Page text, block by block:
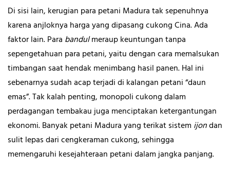
Di sisi lain, kerugian para petani Madura tak sepenuhnya
karena anjloknya harga yang dipasang cukong Cina. Ada
faktor lain. Para bandulmeraup keuntungan tanpa
sepengetahuan para petani, yaitu dengan cara memalsukan
timbangan saat hendak menimbang hasil panen. Hal ini
sebenarnya sudah acap terjadi di kalangan petani “daun
emas”. Tak kalah penting, monopoli cukong dalam
perdagangan tembakau juga menciptakan ketergantungan
ekonomi. Banyak petani Madura yang terikat sistem ijondan
sulit lepas dari cengkeraman cukong, sehingga
memengaruhi kesejahteraan petani dalam jangka panjang.